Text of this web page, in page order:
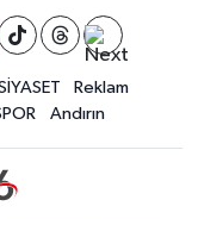
38 Bin Ton
Akşam!
TL'lik Yatırım
Kullananlar
Reklam
Andırın